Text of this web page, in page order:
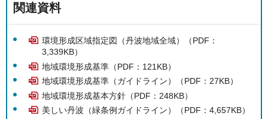
関連資料
環境形成区域指定図（丹波地域全域）（PDF：
3,339KB）
地域環境形成基準（PDF：121KB）
地域環境形成基準（ガイドライン）（PDF：27KB）
地域環境形成基本方針（PDF：248KB）
美しい丹波（緑条例ガイドライン）（PDF：4,657KB）